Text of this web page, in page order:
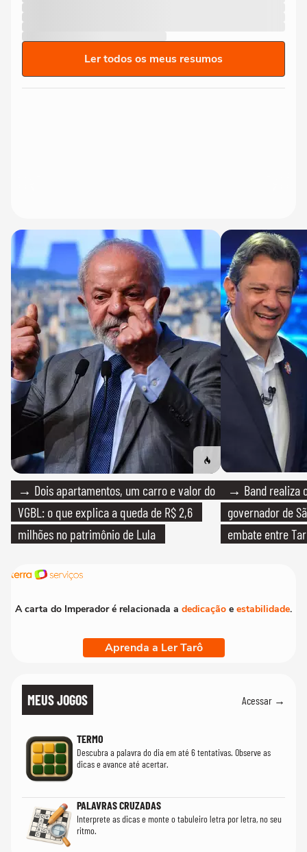
Ler todos os meus resumos
→ Dois apartamentos, um carro e valor do
VGBL: o que explica a queda de R$ 2,6
milhões no patrimônio de Lula
→ Band realiza
governador de
embate entre
A carta do Imperador é relacionada a dedicação e estabilidade.
Aprenda a Ler Tarô
MEUS JOGOS Acessar →
TERMO
Descubra a palavra do dia em até 6 tentativas. Observe as
dicas e avance até acertar.
PALAVRAS CRUZADAS
Interprete as dicas e monte o tabuleiro letra por letra, no seu
ritmo.